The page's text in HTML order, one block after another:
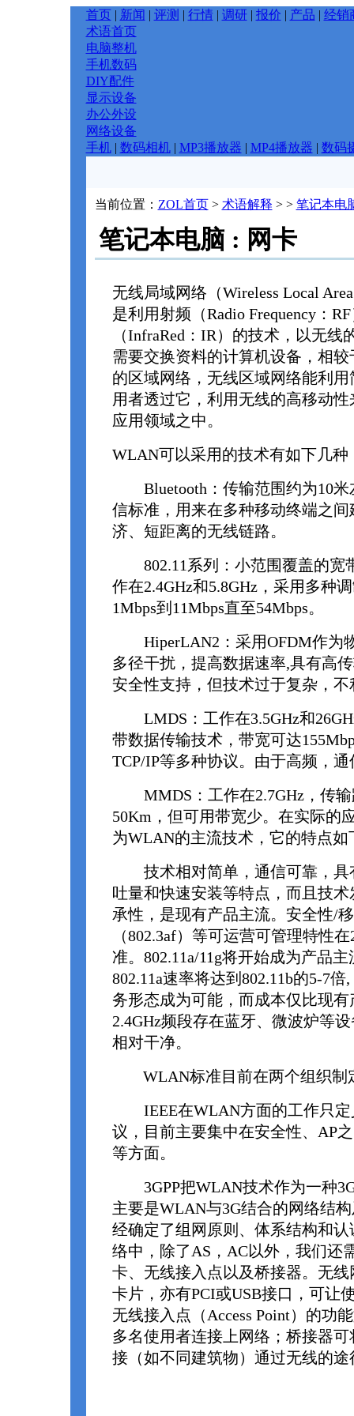
首页| 新闻 | 评测 | 行情| 调研 | 报价 | 产品 | 经销
术语首页
电脑整机
手机数码
DIY配件
显示设备
办公外设
网络设备
手机| 数码相机| MP3播放器 | MP4播放器 | 数码
当前位置： ZOL首页> 术语解释 > > 笔记本电
笔记本电脑 : 网卡
无线局域网络（Wireless Local
是利用射频（Radio Frequency：
（InfraRed：IR）的技术，以无
需要交换资料的计算机设备，相
的区域网络，无线区域网络能利
用者透过它，利用无线的高移动
应用领域之中。
WLAN可以采用的技术有如下几种
Bluetooth：传输范围约为10米
信标准，用来在多种移动终端之
济、短距离的无线链路。
802.11系列：小范围覆盖的宽
作在2.4GHz和5.8GHz，采用多种
1Mbps到11Mbps直至54Mbps。
HiperLAN2：采用OFDM作为
多径干扰，提高数据速率,具有高
安全性支持，但技术过于复杂，不
LMDS：工作在3.5GHz和
带数据传输技术，带宽可达
TCP/IP等多种协议。由于高频，
MMDS：工作在2.7GHz，传输
50Km，但可用带宽少。在实际的
为WLAN的主流技术，它的特点如
技术相对简单，通信可靠，具
吐量和快速安装等特点，而且技
承性，是现有产品主流。安全性/
（802.3af）等可运营可管理特性
准。802.11a/11g将开始成为产品
802.11a速率将达到802.11b的5-7
务形态成为可能，而成本仅比现有
2.4GHz频段存在蓝牙、微波炉等
相对干净。
WLAN标准目前在两个组织制
IEEE在WLAN方面的工作只定
议，目前主要集中在安全性、AP
等方面。
3GPP把WLAN技术作为一种
主要是WLAN与3G结合的网络结
经确定了组网原则、体系结构和
络中，除了AS，AC以外，我们还
卡、无线接入点以及桥接器。无
卡片，亦有PCI或USB接口，可让
无线接入点（Access Point）的功
多名使用者连接上网络；桥接器
接（如不同建筑物）通过无线的途